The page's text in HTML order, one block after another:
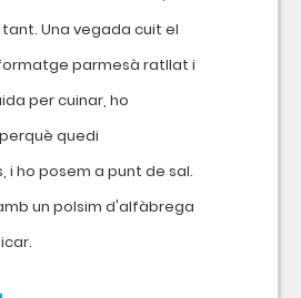
Una vegada cuit el
parmesà ratllat i
per cuinar, ho
quedi
ho posem a punt de sal.
un polsim d'alfàbrega